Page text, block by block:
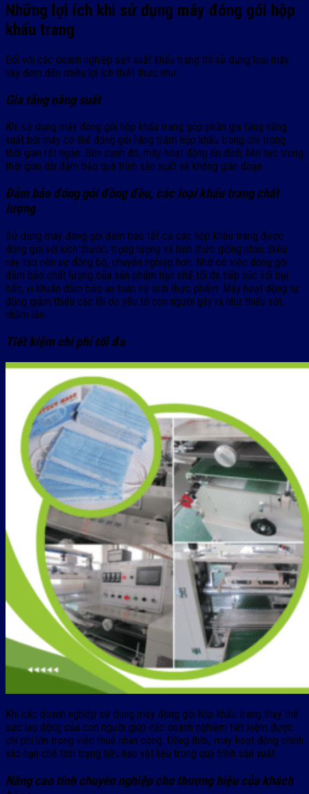
Những lợi ích khi sử dụng máy đóng gói hộp
khẩu trang
Đối với các doanh nghiệp sản xuất khẩu trang thì sử dụng loại máy
này đem đến nhiều lợi ích thiết thực như:
Gia tăng năng suất
Khi sử dụng máy đóng gói hộp khẩu trang góp phần gia tăng năng
suất bởi máy có thể đóng gói hàng trăm hộp khẩu trong chỉ trong
thời gian rất ngắn. Bên cạnh đó, máy hoạt động ổn định, liên tục trong
thời gian dài đảm bảo quá trình sản xuất sẽ không gián đoạn.
Đảm bảo đóng gói đồng đều, các loại khẩu trang chất
lượng
Sử dụng máy đóng gói đảm bảo tất cả các hộp khẩu trang được
đóng gói với kích thước, trọng lượng và hình thức giống nhau. Điều
này tạo nên sự đồng bộ, chuyên nghiệp hơn. Nhờ có việc đóng gói
đảm bảo chất lượng của sản phẩm hạn chế tối đa tiếp xúc với bụi
bẩn, vi khuẩn đảm bảo an toàn vệ sinh thực phẩm. Máy hoạt động tự
động giảm thiểu các lỗi do yếu tố con người gây ra như thiếu sót,
nhầm lẫn.
Tiết kiệm chi phí tối đa
Khi các doanh nghiệp sử dụng máy đóng gói hộp khẩu trang thay thế
sức lao động của con người giúp các doanh nghiệm tiết kiệm được
chi phí lớn trong việc thuê nhân công. Đồng thời,, máy hoạt động chính
xác hạn chế tình trạng tiêu hao vật liệu trong quá trình sản xuất.
Nâng cao tính chuyên nghiệp cho thương hiệu của khách